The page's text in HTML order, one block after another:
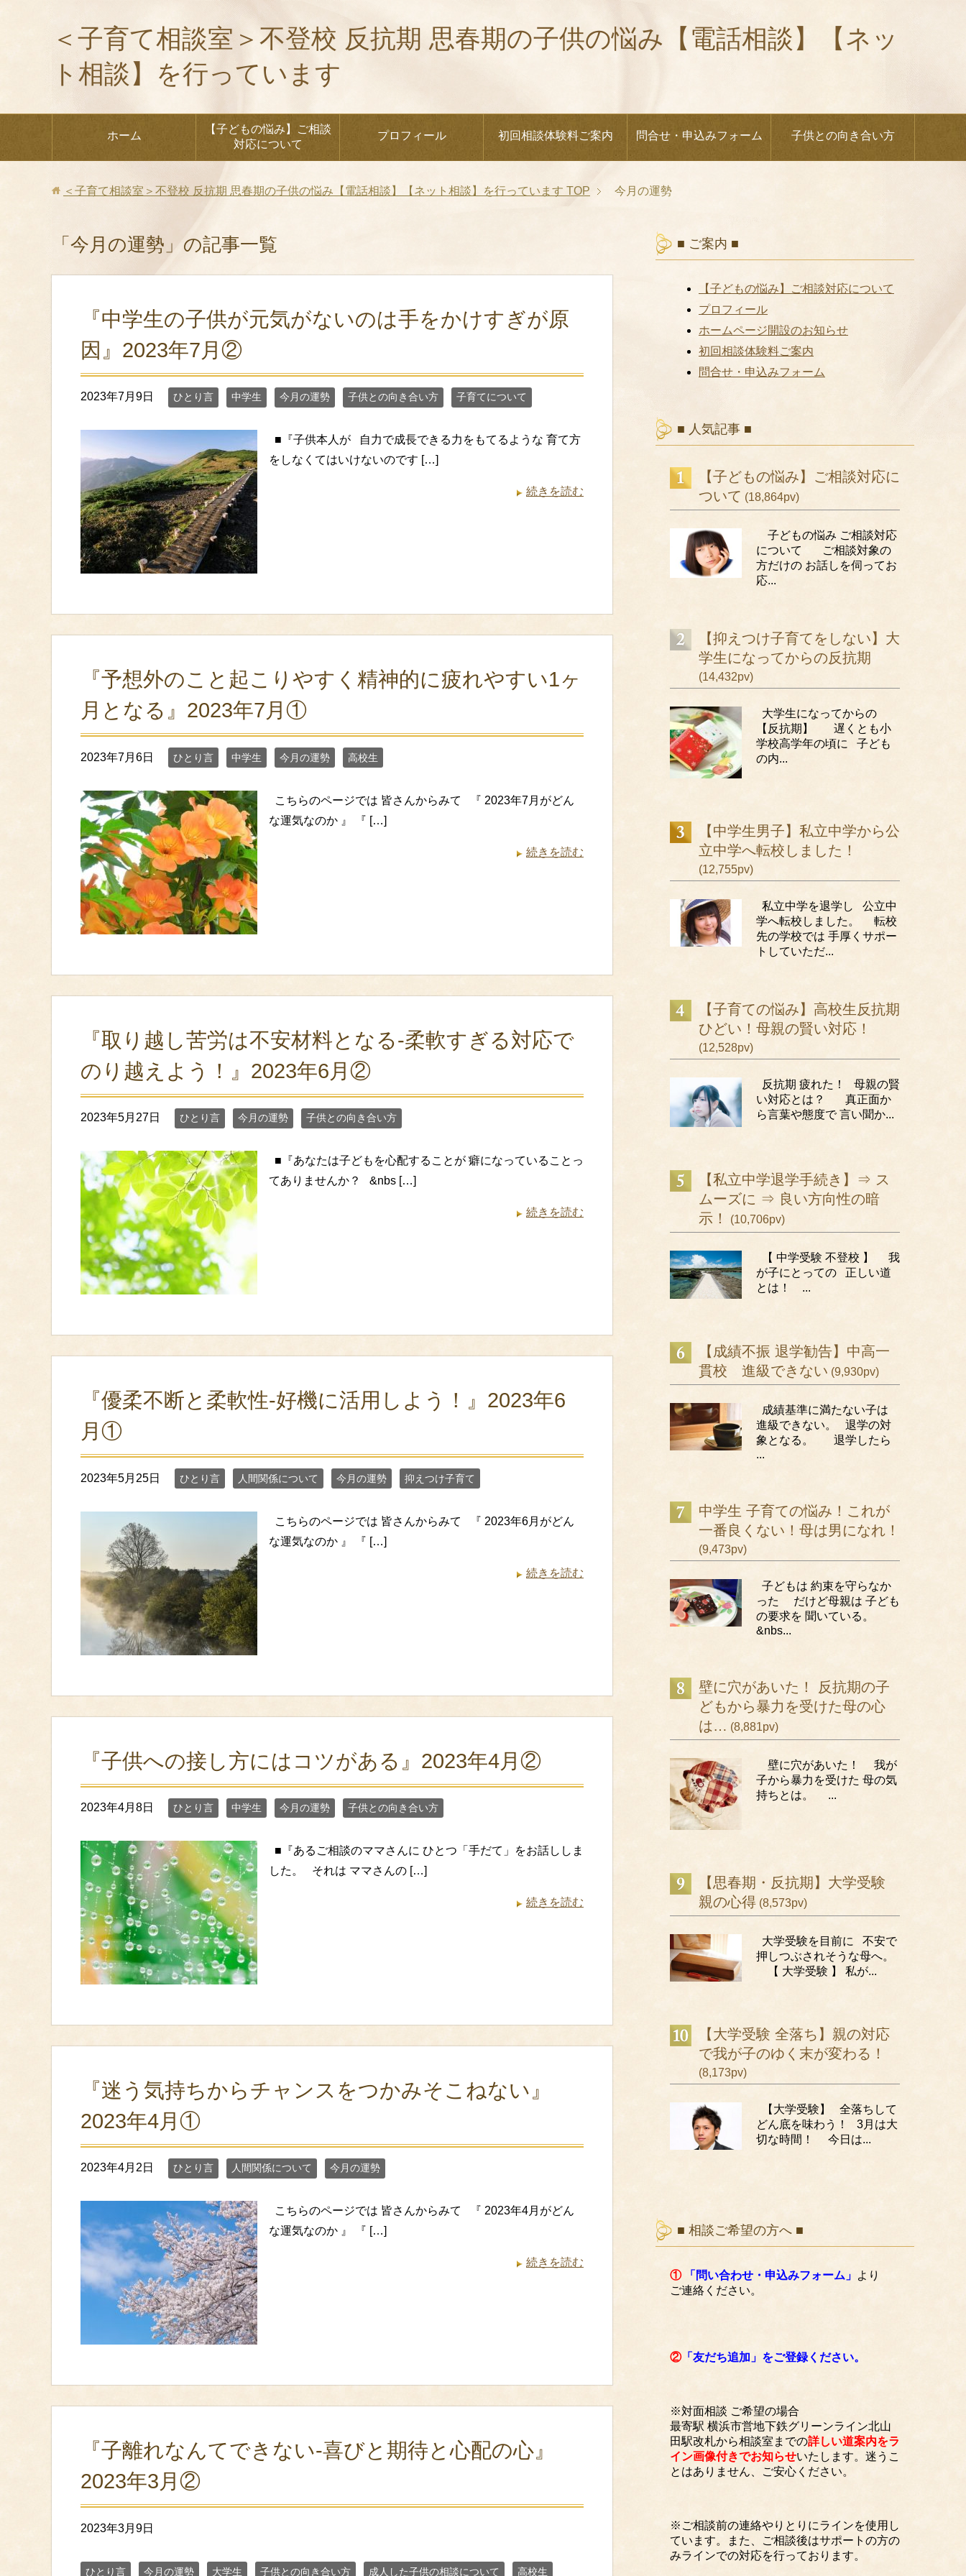
＜子育て相談室＞不登校 反抗期 思春期の子供の悩み【電話相談】【ネッ
ト相談】を行っています
ホーム
【子どもの悩み】ご相談
対応について
プロフィール 初回相談体験料ご案内 問合せ・申込みフォーム 子供との向き合い方
＜子育て相談室＞不登校 反抗期 思春期の子供の悩み【電話相談】【ネット相談】を行っています TOP 今月の運勢
「今月の運勢」の記事一覧
『中学生の子供が元気がないのは手をかけすぎが原
因』2023年7月②
2023年7月9日 ひとり言 中学生 今月の運勢 子供との向き合い方 子育てについて
■『子供本人が 自力で成長できる力をもてるような 育て方
をしなくてはいけないのです […]
続きを読む
『予想外のこと起こりやすく精神的に疲れやすい1ヶ
月となる』2023年7月①
2023年7月6日 ひとり言 中学生 今月の運勢 高校生
こちらのページでは 皆さんからみて 『 2023年7月がどん
な運気なのか 』 『 […]
続きを読む
『取り越し苦労は不安材料となる‐柔軟すぎる対応で
のり越えよう！』2023年6月②
2023年5月27日 ひとり言 今月の運勢 子供との向き合い方
■『あなたは子どもを心配することが 癖になっていることっ
てありませんか？ &nbs […]
続きを読む
『優柔不断と柔軟性‐好機に活用しよう！』2023年6
月①
2023年5月25日 ひとり言 人間関係について 今月の運勢 抑えつけ子育て
こちらのページでは 皆さんからみて 『 2023年6月がどん
な運気なのか 』 『 […]
続きを読む
『子供への接し方にはコツがある』2023年4月②
2023年4月8日 ひとり言 中学生 今月の運勢 子供との向き合い方
■『あるご相談のママさんに ひとつ「手だて」をお話ししま
した。 それは ママさんの […]
続きを読む
『迷う気持ちからチャンスをつかみそこねない』
2023年4月①
2023年4月2日 ひとり言 人間関係について 今月の運勢
こちらのページでは 皆さんからみて 『 2023年4月がどん
な運気なのか 』 『 […]
続きを読む
『子離れなんてできない‐喜びと期待と心配の心』
2023年3月②
2023年3月9日
ひとり言 今月の運勢 大学生 子供との向き合い方 成人した子供の相談について 高校生
■ ご案内 ■
【子どもの悩み】ご相談対応について
プロフィール
ホームページ開設のお知らせ
初回相談体験料ご案内
問合せ・申込みフォーム
■ 人気記事 ■
【子どもの悩み】ご相談対応に
ついて (18,864pv)
子どもの悩み ご相談対応
について ご相談対象の
方だけの お話しを伺ってお
応...
【抑えつけ子育てをしない】大
学生になってからの反抗期
(14,432pv)
大学生になってからの
【反抗期】 遅くとも小
学校高学年の頃に 子ども
の内...
【中学生男子】私立中学から公
立中学へ転校しました！
(12,755pv)
私立中学を退学し 公立中
学へ転校しました。 転校
先の学校では 手厚くサポー
トしていただ...
【子育ての悩み】高校生反抗期
ひどい！母親の賢い対応！
(12,528pv)
反抗期 疲れた！ 母親の賢
い対応とは？ 真正面か
ら言葉や態度で 言い聞か...
【私立中学退学手続き】⇒ ス
ムーズに ⇒ 良い方向性の暗
示！
(10,706pv)
【 中学受験 不登校 】 我
が子にとっての 正しい道
とは！ ...
【成績不振 退学勧告】中高一
貫校 進級できない (9,930pv)
成績基準に満たない子は
進級できない。 退学の対
象となる。 退学したら
...
中学生 子育ての悩み！これが
一番良くない！母は男になれ！
(9,473pv)
子どもは 約束を守らなか
った だけど母親は 子ども
の要求を 聞いている。
&nbs...
壁に穴があいた！ 反抗期の子
どもから暴力を受けた母の心
は… (8,881pv)
壁に穴があいた！ 我が
子から暴力を受けた 母の気
持ちとは。 ...
【思春期・反抗期】大学受験
親の心得 (8,573pv)
大学受験を目前に 不安で
押しつぶされそうな母へ。
【 大学受験 】 私が...
【大学受験 全落ち】親の対応
で我が子のゆく末が変わる！
(8,173pv)
【大学受験】 全落ちして
どん底を味わう！ 3月は大
切な時間！ 今日は...
■ 相談ご希望の方へ ■
① 「問い合わせ・申込みフォーム」 より
ご連絡ください。
②「友だち追加」をご登録ください。
※対面相談 ご希望の場合
最寄駅 横浜市営地下鉄グリーンライン北山
田駅改札から相談室までの詳しい道案内をラ
イン画像付きでお知らせいたします。迷うこ
とはありません、ご安心ください。
※ご相談前の連絡やりとりにラインを使用し
ています。また、ご相談後はサポートの方の
みラインでの対応を行っております。